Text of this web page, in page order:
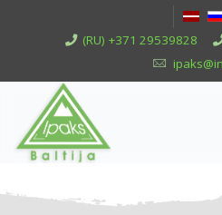
(RU) +371 29539828